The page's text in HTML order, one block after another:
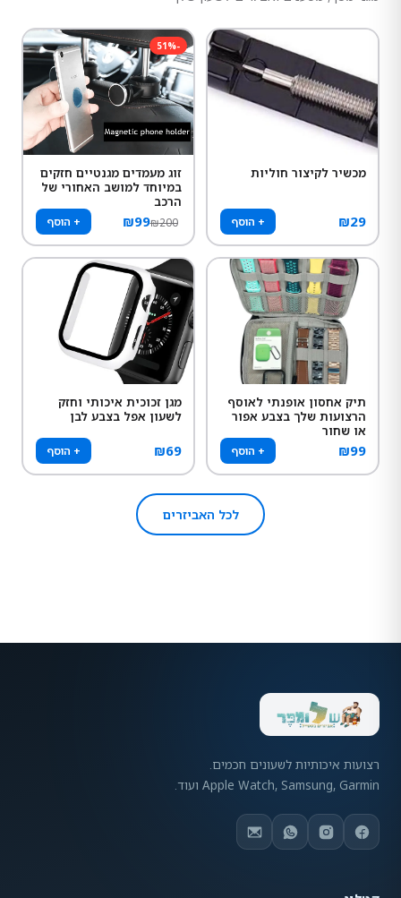
מכשיר לקיצור חוליות
₪29 + הוסף
-
51%
זוג מעמדים מגנטיים חזקים
במיוחד למושב האחורי של
הרכב
₪99₪200 + הוסף
תיק אחסון אופנתי לאוסף
הרצועות שלך בצבע אפור
או שחור
₪99 + הוסף
מגן זכוכית איכותי וחזק
לשעון אפל בצבע לבן
₪69 + הוסף
לכל האביזרים
רצועות איכותיות לשעונים חכמים.
Apple Watch, Samsung, Garmin ועוד.